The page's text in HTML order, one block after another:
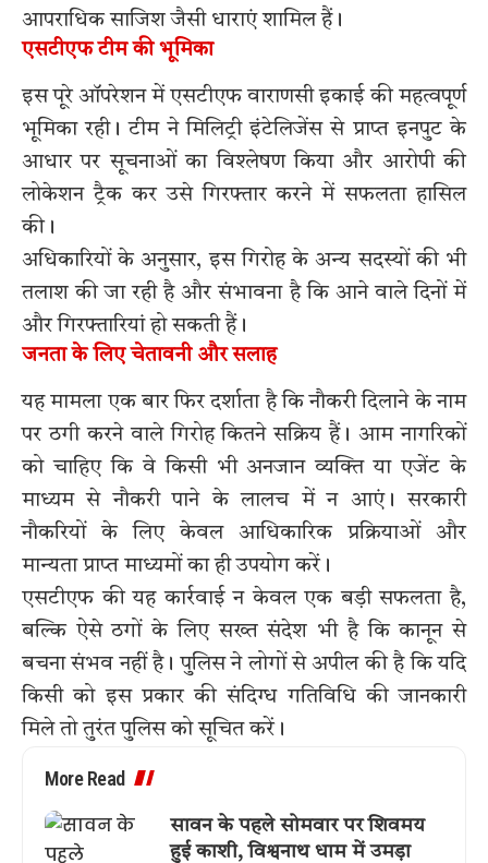
आपराधिक साजिश जैसी धाराएं शामिल हैं।
एसटीएफ टीम की भूमिका
इस पूरे ऑपरेशन में एसटीएफ वाराणसी इकाई की महत्वपूर्ण
भूमिका रही। टीम ने मिलिट्री इंटेलिजेंस से प्राप्त इनपुट के
आधार पर सूचनाओं का विश्लेषण किया और आरोपी की
लोकेशन ट्रैक कर उसे गिरफ्तार करने में सफलता हासिल
की।
अधिकारियों के अनुसार, इस गिरोह के अन्य सदस्यों की भी
तलाश की जा रही है और संभावना है कि आने वाले दिनों में
और गिरफ्तारियां हो सकती हैं।
जनता के लिए चेतावनी और सलाह
यह मामला एक बार फिर दर्शाता है कि नौकरी दिलाने के नाम
पर ठगी करने वाले गिरोह कितने सक्रिय हैं। आम नागरिकों
को चाहिए कि वे किसी भी अनजान व्यक्ति या एजेंट के
माध्यम से नौकरी पाने के लालच में न आएं। सरकारी
नौकरियों के लिए केवल आधिकारिक प्रक्रियाओं और
मान्यता प्राप्त माध्यमों का ही उपयोग करें।
एसटीएफ की यह कार्रवाई न केवल एक बड़ी सफलता है,
बल्कि ऐसे ठगों के लिए सख्त संदेश भी है कि कानून से
बचना संभव नहीं है। पुलिस ने लोगों से अपील की है कि यदि
किसी को इस प्रकार की संदिग्ध गतिविधि की जानकारी
मिले तो तुरंत पुलिस को सूचित करें।
More Read
सावन के पहले सोमवार पर शिवमय
हुई काशी, विश्वनाथ धाम में उमड़ा